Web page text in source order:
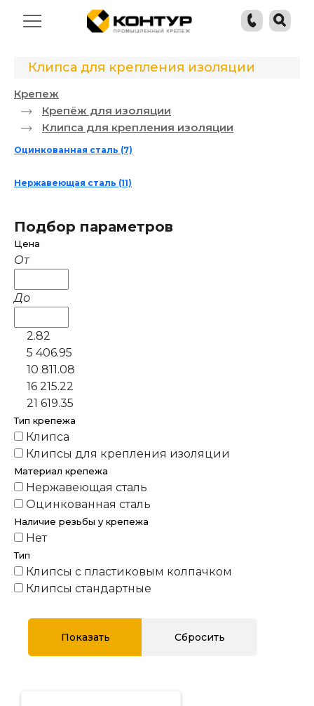
Клипса для крепления изоляции
Крепеж
Крепёж для изоляции
Клипса для крепления изоляции
Оцинкованная сталь (7)
Нержавеющая сталь (11)
Подбор параметров
Цена
От
До
2.82
5 406.95
10 811.08
16 215.22
21 619.35
Тип крепежа
Клипса
Клипсы для крепления изоляции
Материал крепежа
Нержавеющая сталь
Оцинкованная сталь
Наличие резьбы у крепежа
Нет
Тип
Клипсы с пластиковым колпачком
Клипсы стандартные